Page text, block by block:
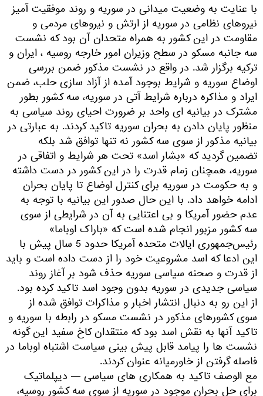
با عنایت به وضعیت میدانی در سوریه و روند موفقیت آمیز
نیروهای نظامی در سوریه از ارتش و نیروهای مردمی و
مقاومت در این کشور به همراه متحدان آن بود که نشست
سه جانبه مسکو در سطح وزیران امور خارجه روسیه ، ایران و
ترکیه برگزار شد. در واقع در نشست مذکور ضمن بررسی
اوضاع سوریه و شرایط بوجود آمده از آزاد سازی حلب، ضمن
ایراد و مذاکره درباره شرایط آتی در سوریه، سه کشور بطور
مشترک در بیانیه ای واحد بر ضرورت احیای روند سیاسی به
منظور پایان دادن به بحران سوریه تاکید کردند. به عبارتی در
بیانیه مذکور از سوی سه کشور نه تنها توافق شد بلکه
تضمین گردید که «بشار اسد» تحت هر شرایط و اتفاقی در
سوریه، همچنان زمام قدرت را در این کشور در دست داشته
و به حکومت در سوریه برای کنترل اوضاع تا پایان بحران
ادامه خواهد داد. با این حال صدور این بیانیه با توجه به
عدم حضور آمریکا و بی اعتنایی به آن در شرایطی از سوی
سه کشور مزبور انجام شده است که «باراک اوباما»
رئیس‌جمهوری ایالات متحده آمریکا حدود 5 سال پیش با
این ادعا که اسد مشروعیت خود را از دست داده است و باید
از قدرت و صحنه سیاسی سوریه حذف شود بر آغاز روند
سیاسی جدیدی در سوریه بدون وجود اسد تاکید کرده بود.
از این رو به دنبال انتشار اخبار و مذاکرات توافق شده از
سوی کشورهای مذکور در نشست مسکو در رابطه با سوریه و
تاکید آنها به نقش اسد بود که منتقدان کاخ سفید این گونه
نشست ها را پیامد قابل پیش بینی سیاست اشتباه اوباما در
فاصله گرفتن از خاورمیانه عنوان کردند.
مع الوصف تاکید به همکاری های سیاسی — دیپلماتیک